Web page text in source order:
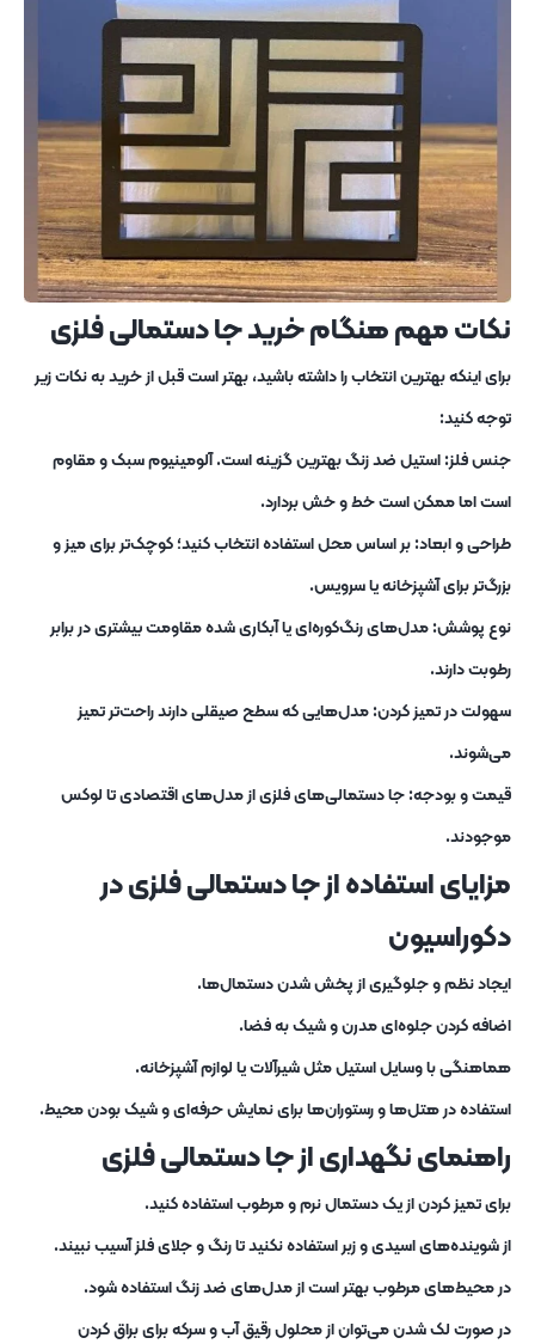
نکات مهم هنگام خرید جا دستمالی فلزی
برای اینکه بهترین انتخاب را داشته باشید، بهتر است قبل از خرید به نکات زیر
توجه کنید:
جنس فلز: استیل ضد زنگ بهترین گزینه است. آلومینیوم سبک و مقاوم
است اما ممکن است خط و خش بردارد.
طراحی و ابعاد: بر اساس محل استفاده انتخاب کنید؛ کوچک‌تر برای میز و
بزرگ‌تر برای آشپزخانه یا سرویس.
نوع پوشش: مدل‌های رنگ‌کوره‌ای یا آبکاری‌ شده مقاومت بیشتری در برابر
رطوبت دارند.
سهولت در تمیز کردن: مدل‌هایی که سطح صیقلی دارند راحت‌تر تمیز
می‌شوند.
قیمت و بودجه: جا دستمالی‌های فلزی از مدل‌های اقتصادی تا لوکس
موجودند.
مزایای استفاده از جا دستمالی فلزی در
دکوراسیون
ایجاد نظم و جلوگیری از پخش شدن دستمال‌ها.
اضافه کردن جلوه‌ای مدرن و شیک به فضا.
هماهنگی با وسایل استیل مثل شیرآلات یا لوازم آشپزخانه.
استفاده در هتل‌ها و رستوران‌ها برای نمایش حرفه‌ای و شیک بودن محیط.
راهنمای نگهداری از جا دستمالی فلزی
برای تمیز کردن از یک دستمال نرم و مرطوب استفاده کنید.
از شوینده‌های اسیدی و زبر استفاده نکنید تا رنگ و جلای فلز آسیب نبیند.
در محیط‌های مرطوب بهتر است از مدل‌های ضد زنگ استفاده شود.
در صورت لک شدن می‌توان از محلول رقیق آب و سرکه برای براق کردن